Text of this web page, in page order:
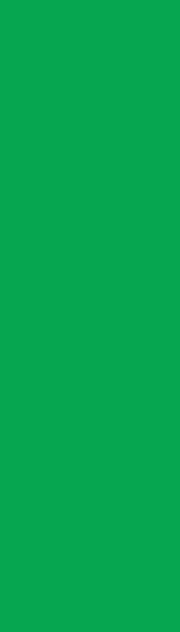
230V 676 lumen kold
230V 676 lumen kold
& belysning,
9W 230V